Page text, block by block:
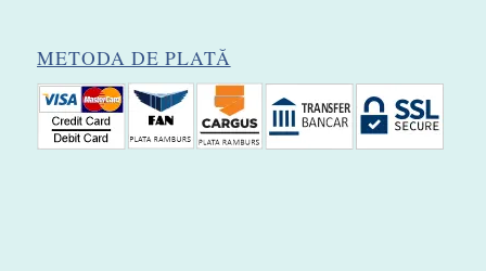
METODA DE PLATĂ